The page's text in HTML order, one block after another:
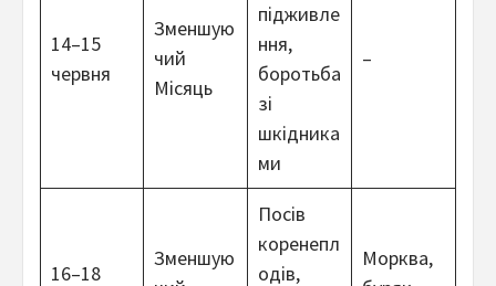
14–15
червня
Зменшую
чий
Місяць
підживле
ння,
боротьба
зі
шкідника
ми
–
16–18
Зменшую
Посів
коренепл
одів,
Морква,